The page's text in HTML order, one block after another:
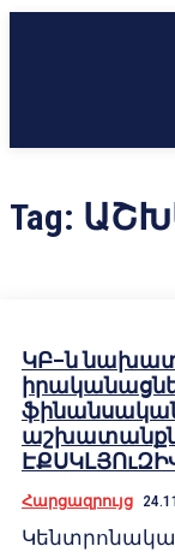
Tag:
ԿԲ–ն
ֆինանսական
աշխատանքն
Հարցազրույց